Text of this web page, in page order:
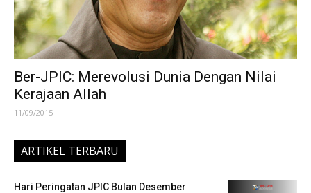
Ber-JPIC: Merevolusi Dunia Dengan Nilai
Kerajaan Allah
11/09/2015
ARTIKEL TERBARU
Hari Peringatan JPIC Bulan Desember